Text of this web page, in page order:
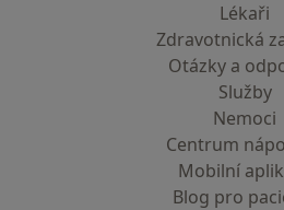
Lékaři
Zdravotnická
Otázky a
Služby
Nemoci
Centrum
Mobilní
Blog pro